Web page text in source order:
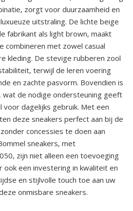
zorgt voor duurzaamheid en
uitstraling. De lichte beige
fabrikant als light brown, maakt
combineren met zowel casual
kleding. De stevige rubberen zool
terwijl de leren voering
en zachte pasvorm. Bovendien is
de nodige ondersteuning geeft
voor dagelijks gebruik. Met een
deze sneakers perfect aan bij de
concessies te doen aan
sneakers, met
zijn niet alleen een toevoeging
ook een investering in kwaliteit en
en stijlvolle touch toe aan uw
onmisbare sneakers.